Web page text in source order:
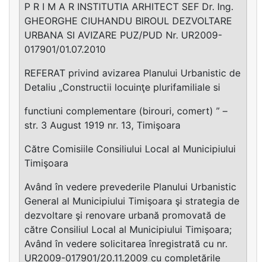
P R I M A R INSTITUTIA ARHITECT SEF Dr. Ing.
GHEORGHE CIUHANDU BIROUL DEZVOLTARE
URBANA SI AVIZARE PUZ/PUD Nr. UR2009-
017901/01.07.2010
REFERAT privind avizarea Planului Urbanistic de
Detaliu „Constructii locuinţe plurifamiliale si
functiuni complementare (birouri, comert) ” –
str. 3 August 1919 nr. 13, Timişoara
Către Comisiile Consiliului Local al Municipiului
Timişoara
Având în vedere prevederile Planului Urbanistic
General al Municipiului Timişoara şi strategia de
dezvoltare şi renovare urbană promovată de
către Consiliul Local al Municipiului Timişoara;
Având în vedere solicitarea înregistrată cu nr.
UR2009-017901/20.11.2009 cu completările